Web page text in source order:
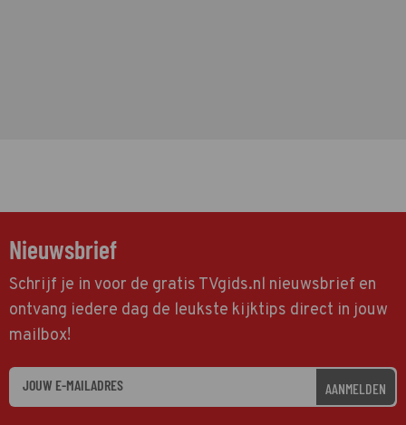
Nieuwsbrief
Schrijf je in voor de gratis TVgids.nl nieuwsbrief en
ontvang iedere dag de leukste kijktips direct in jouw
mailbox!
AANMELDEN